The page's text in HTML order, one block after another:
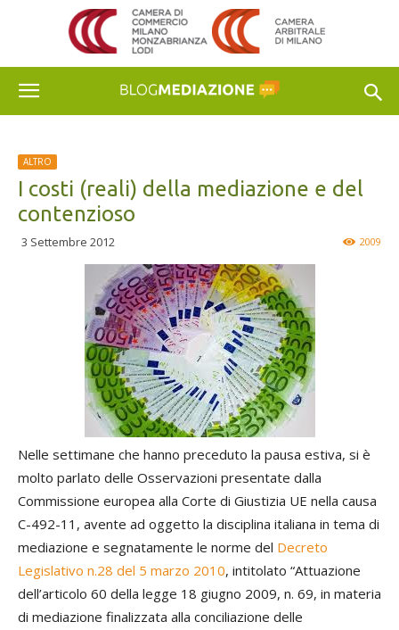
ALTRO
I costi (reali) della mediazione e del
contenzioso
3 Settembre 2012 2009
Nelle settimane che hanno preceduto la pausa estiva, si è
molto parlato delle Osservazioni presentate dalla
Commissione europea alla Corte di Giustizia UE nella causa
C-492-11, avente ad oggetto la disciplina italiana in tema di
mediazione e segnatamente le norme del Decreto
Legislativo n.28 del 5 marzo 2010, intitolato “Attuazione
dell’articolo 60 della legge 18 giugno 2009, n. 69, in materia
di mediazione finalizzata alla conciliazione delle